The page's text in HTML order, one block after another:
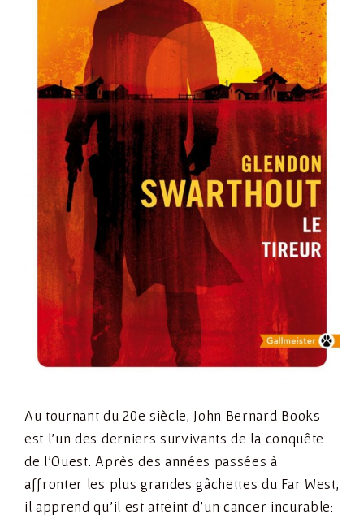
Au tournant du 20e siècle, John Bernard Books
est l’un des derniers survivants de la conquête
de l’Ouest. Après des années passées à
affronter les plus grandes gâchettes du Far West,
il apprend qu’il est atteint d’un cancer incurable: